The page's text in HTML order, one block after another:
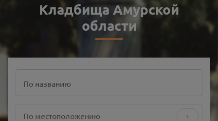
Кладбища Амурской
области
По названию
+
По местоположению